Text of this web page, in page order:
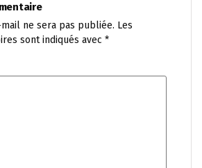
ne sera pas publiée. Les
sont indiqués avec *